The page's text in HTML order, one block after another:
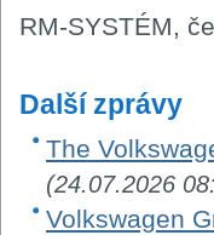
RM-SYSTÉM,
Další zprávy
The
(24.07.2026
Volkswagen